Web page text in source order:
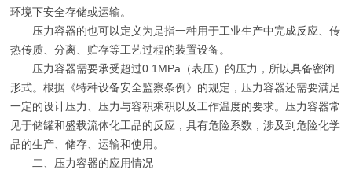
环境下安全存储或运输。
压力容器的也可以定义为是指一种用于工业生产中完成反应、传
热传质、分离、贮存等工艺过程的装置设备。
压力容器需要承受超过0.1MPa（表压）的压力，所以具备密闭
形式。根据《特种设备安全监察条例》的规定，压力容器还需要满足
一定的设计压力、压力与容积乘积以及工作温度的要求。压力容器常
见于储罐和盛载流体化工品的反应，具有危险系数，涉及到危险化学
品的生产、储存、运输和使用。
二、压力容器的应用情况